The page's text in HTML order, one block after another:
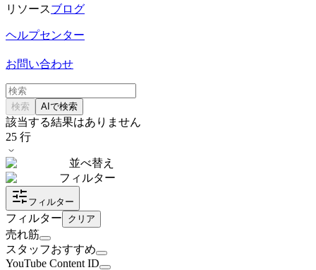
リソースブログ
ヘルプセンター
お問い合わせ
検索 AIで検索
該当する結果はありません
25 行
並べ替え
フィルター
フィルター
フィルター クリア
売れ筋
スタッフおすすめ
YouTube Content ID